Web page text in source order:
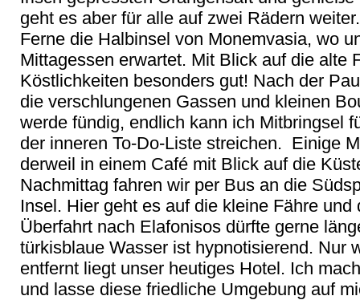
geht es aber für alle auf zwei Rädern
Ferne die Halbinsel von Monemvasia, wo
Mittagessen erwartet. Mit Blick auf die alte
Köstlichkeiten besonders gut! Nach der
die verschlungenen Gassen und kleinen
werde fündig, endlich kann ich Mitbringsel
der inneren To-Do-Liste streichen. Einige
derweil in einem Café mit Blick auf die
Nachmittag fahren wir per Bus an die
Insel. Hier geht es auf die kleine Fähre
Überfahrt nach Elafonisos dürfte gerne
türkisblaue Wasser ist hypnotisierend. Nur
entfernt liegt unser heutiges Hotel. Ich
und lasse diese friedliche Umgebung auf